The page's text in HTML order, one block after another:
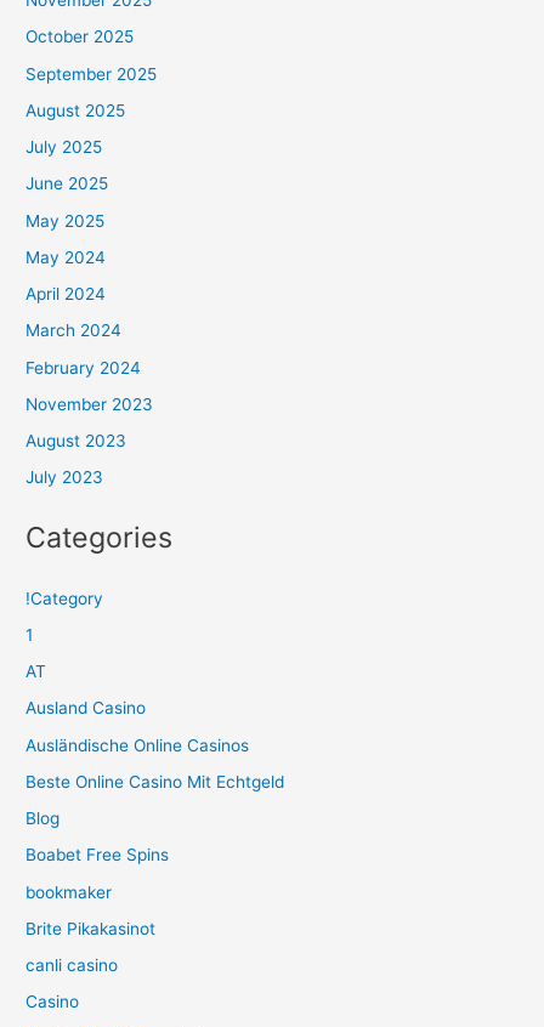
October 2025
September 2025
August 2025
July 2025
June 2025
May 2025
May 2024
April 2024
March 2024
February 2024
November 2023
August 2023
July 2023
Categories
!Category
1
AT
Ausland Casino
Ausländische Online Casinos
Beste Online Casino Mit Echtgeld
Blog
Boabet Free Spins
bookmaker
Brite Pikakasinot
canli casino
Casino